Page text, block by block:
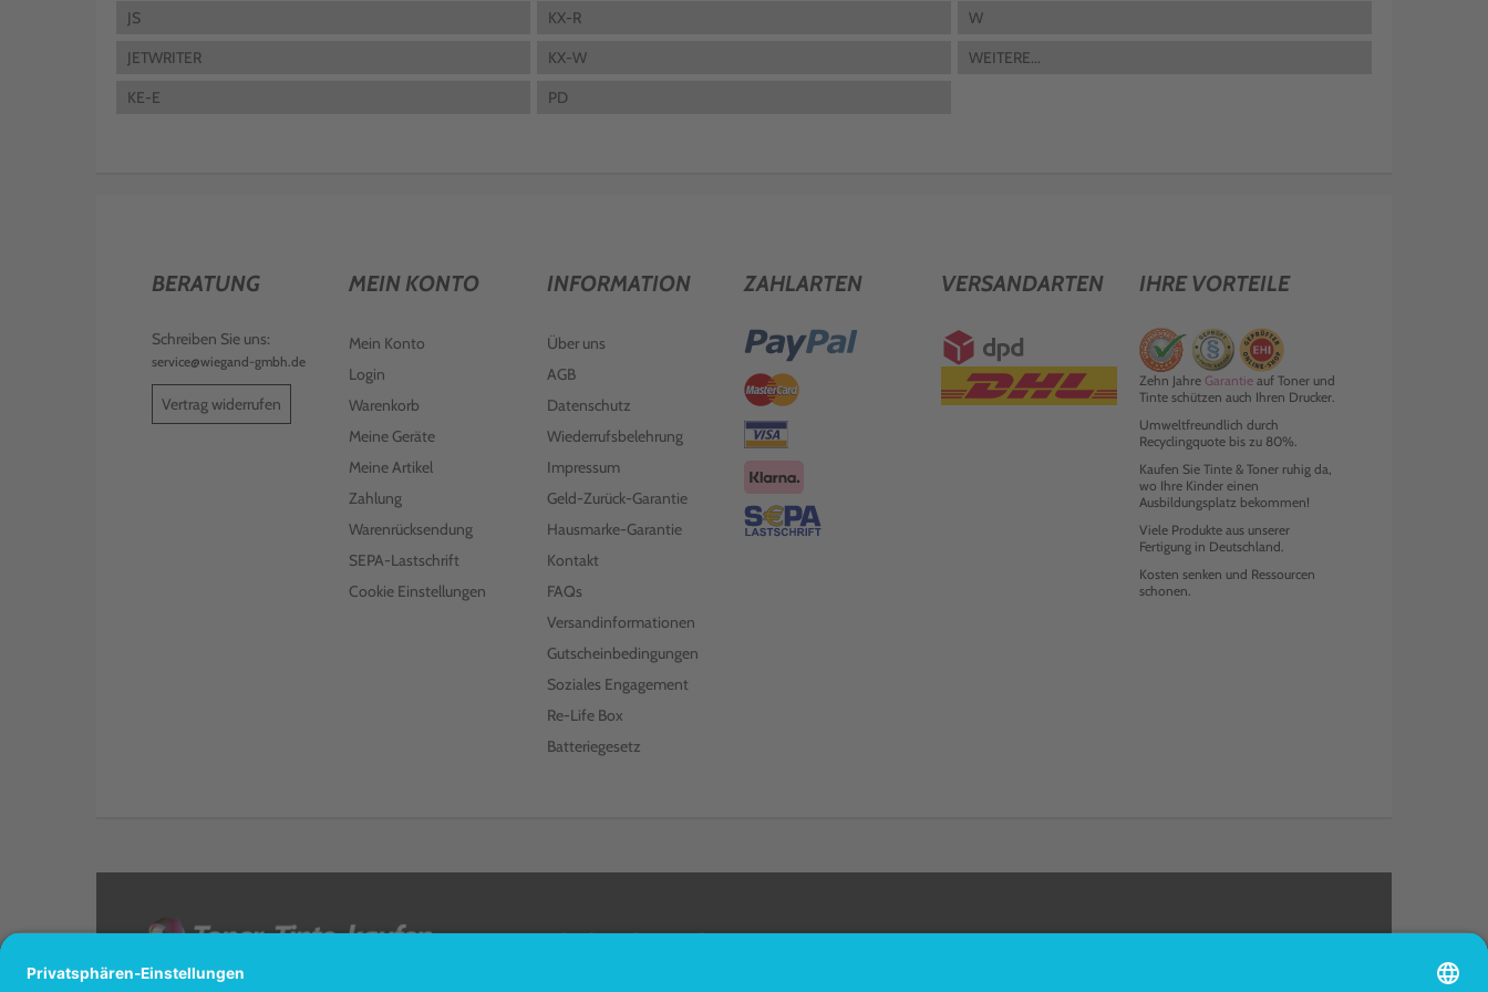
JS
JETWRITER
KE-E
KX-R
KX-W
PD
W
WEITERE...
BERATUNG
Schreiben Sie uns:
service@wiegand-gmbh.de
Vertrag widerrufen
MEIN KONTO
Mein Konto
Login
Warenkorb
Meine Geräte
Meine Artikel
Zahlung
Warenrücksendung
SEPA-Lastschrift
Cookie Einstellungen
INFORMATION
Über uns
AGB
Datenschutz
Wiederrufsbelehrung
Impressum
Geld-Zurück-Garantie
Hausmarke-Garantie
Kontakt
FAQs
Versandinformationen
Gutscheinbedingungen
Soziales Engagement
Re-Life Box
Batteriegesetz
ZAHLARTEN VERSANDARTEN IHRE VORTEILE
Zehn Jahre Garantieauf Toner und
Tinte schützen auch Ihren Drucker.
Umweltfreundlich durch
Recyclingquote bis zu 80%.
Kaufen Sie Tinte & Toner ruhig da,
wo Ihre Kinder einen
Ausbildungsplatz bekommen!
Viele Produkte aus unserer
Fertigung in Deutschland.
Kosten senken und Ressourcen
schonen.
< FOLGEN SIE UNS